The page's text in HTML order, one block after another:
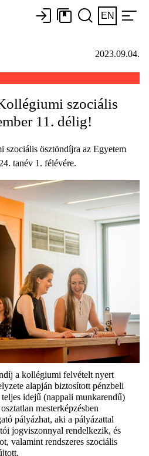
EN
2023.09.04.
szociális
11. délig!
szociális ösztöndíjra az Egyetem
tanév 1. félévére.
a kollégiumi felvételt nyert
alapján biztosított pénzbeli
idejű (nappali munkarendű)
mesterképzésben
pályázhat, aki a pályázattal
jogviszonnyal rendelkezik, és
valamint rendszeres szociális